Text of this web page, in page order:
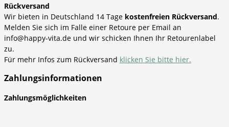
Rückversand
Wir bieten in Deutschland 14 Tage kostenfreien Rückversand.
Melden Sie sich im Falle einer Retoure per Email an
info@happy-vita.de und wir schicken Ihnen Ihr Retourenlabel
zu.
Für mehr Infos zum Rückversand klicken Sie bitte hier.
Zahlungsinformationen
Zahlungsmöglichkeiten